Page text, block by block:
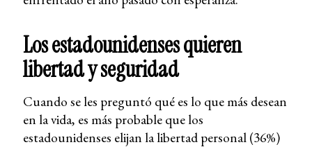
Los estadounidenses quieren
libertad y seguridad
Cuando se les preguntó qué es lo que más desean
en la vida, es más probable que los
estadounidenses elijan la libertad personal (36%)